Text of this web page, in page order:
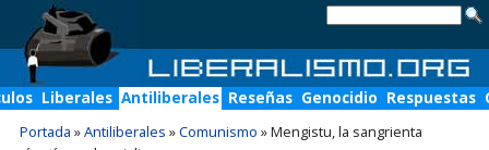
Liberales Antiliberales Reseñas Genocidio Respuestas
Portada »Antiliberales »Comunismo »Mengistu, la sangrienta